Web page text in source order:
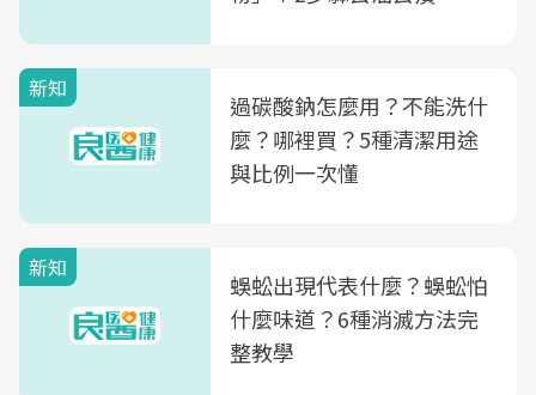
新知
過碳酸鈉怎麼用？不能洗什
麼？哪裡買？5種清潔用途
與比例一次懂
新知
蜈蚣出現代表什麼？蜈蚣怕
什麼味道？6種消滅方法完
整教學